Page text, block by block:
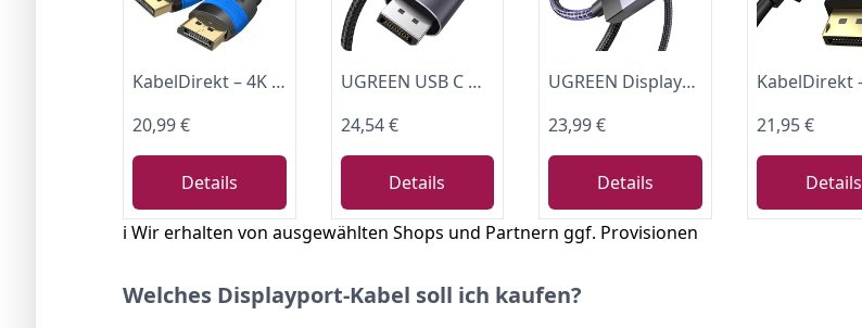
KabelDirekt – 4K DisplayPort-Kabel – 10m – 4K@60Hz, 144Hz – für Monitor
20,99 €
Details
UGREEN USB C DisplayPort Kabel, DP 2.1, 16K 30Hz, 8K 120Hz, 4K 240Hz, 2M
24,54 €
Details
UGREEN Displayport auf HDMI Kabel 8K 60Hz 4K 240Hz DP 1.4 zu HDMI 2.1 (2M)
23,99 €
Details
21,95 €
Details
ℹ️ Wir erhalten von ausgewählten Shops und Partnern ggf. Provisionen
Welches Displayport-Kabel soll ich kaufen?